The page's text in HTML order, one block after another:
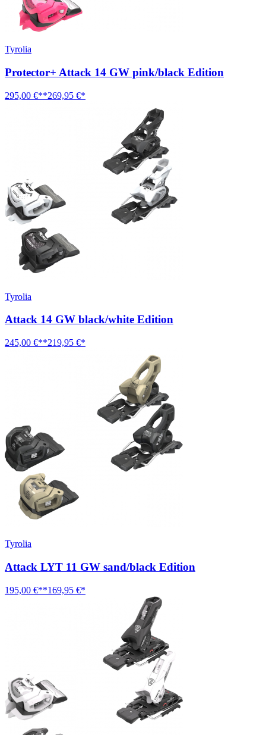
Tyrolia
Protector+ Attack 14 GW pink/black Edition
295,00 €**269,95 €*
Tyrolia
Attack 14 GW black/white Edition
245,00 €**219,95 €*
Tyrolia
Attack LYT 11 GW sand/black Edition
195,00 €**169,95 €*